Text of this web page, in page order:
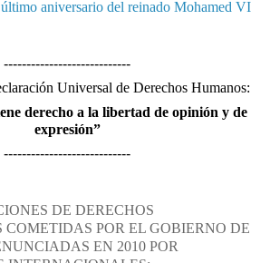
aniversario del reinado Mohamed VI
----------------------------
Universal de Derechos Humanos:
derecho a la libertad de opinión y de
expresión”
----------------------------
DE DERECHOS
POR EL GOBIERNO DE
EN 2010 POR